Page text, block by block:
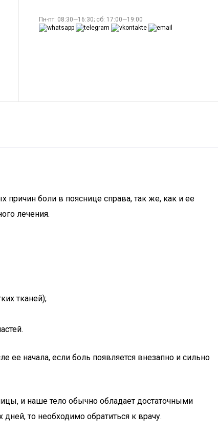
Пн-пт: 08:30—16:30; сб: 17:00—19:00
боли в пояснице справа, так же, как и ее
лечения.
тканей);
ее начала, если боль появляется внезапно и сильно
и наше тело обычно обладает достаточными
то необходимо обратиться к врачу.